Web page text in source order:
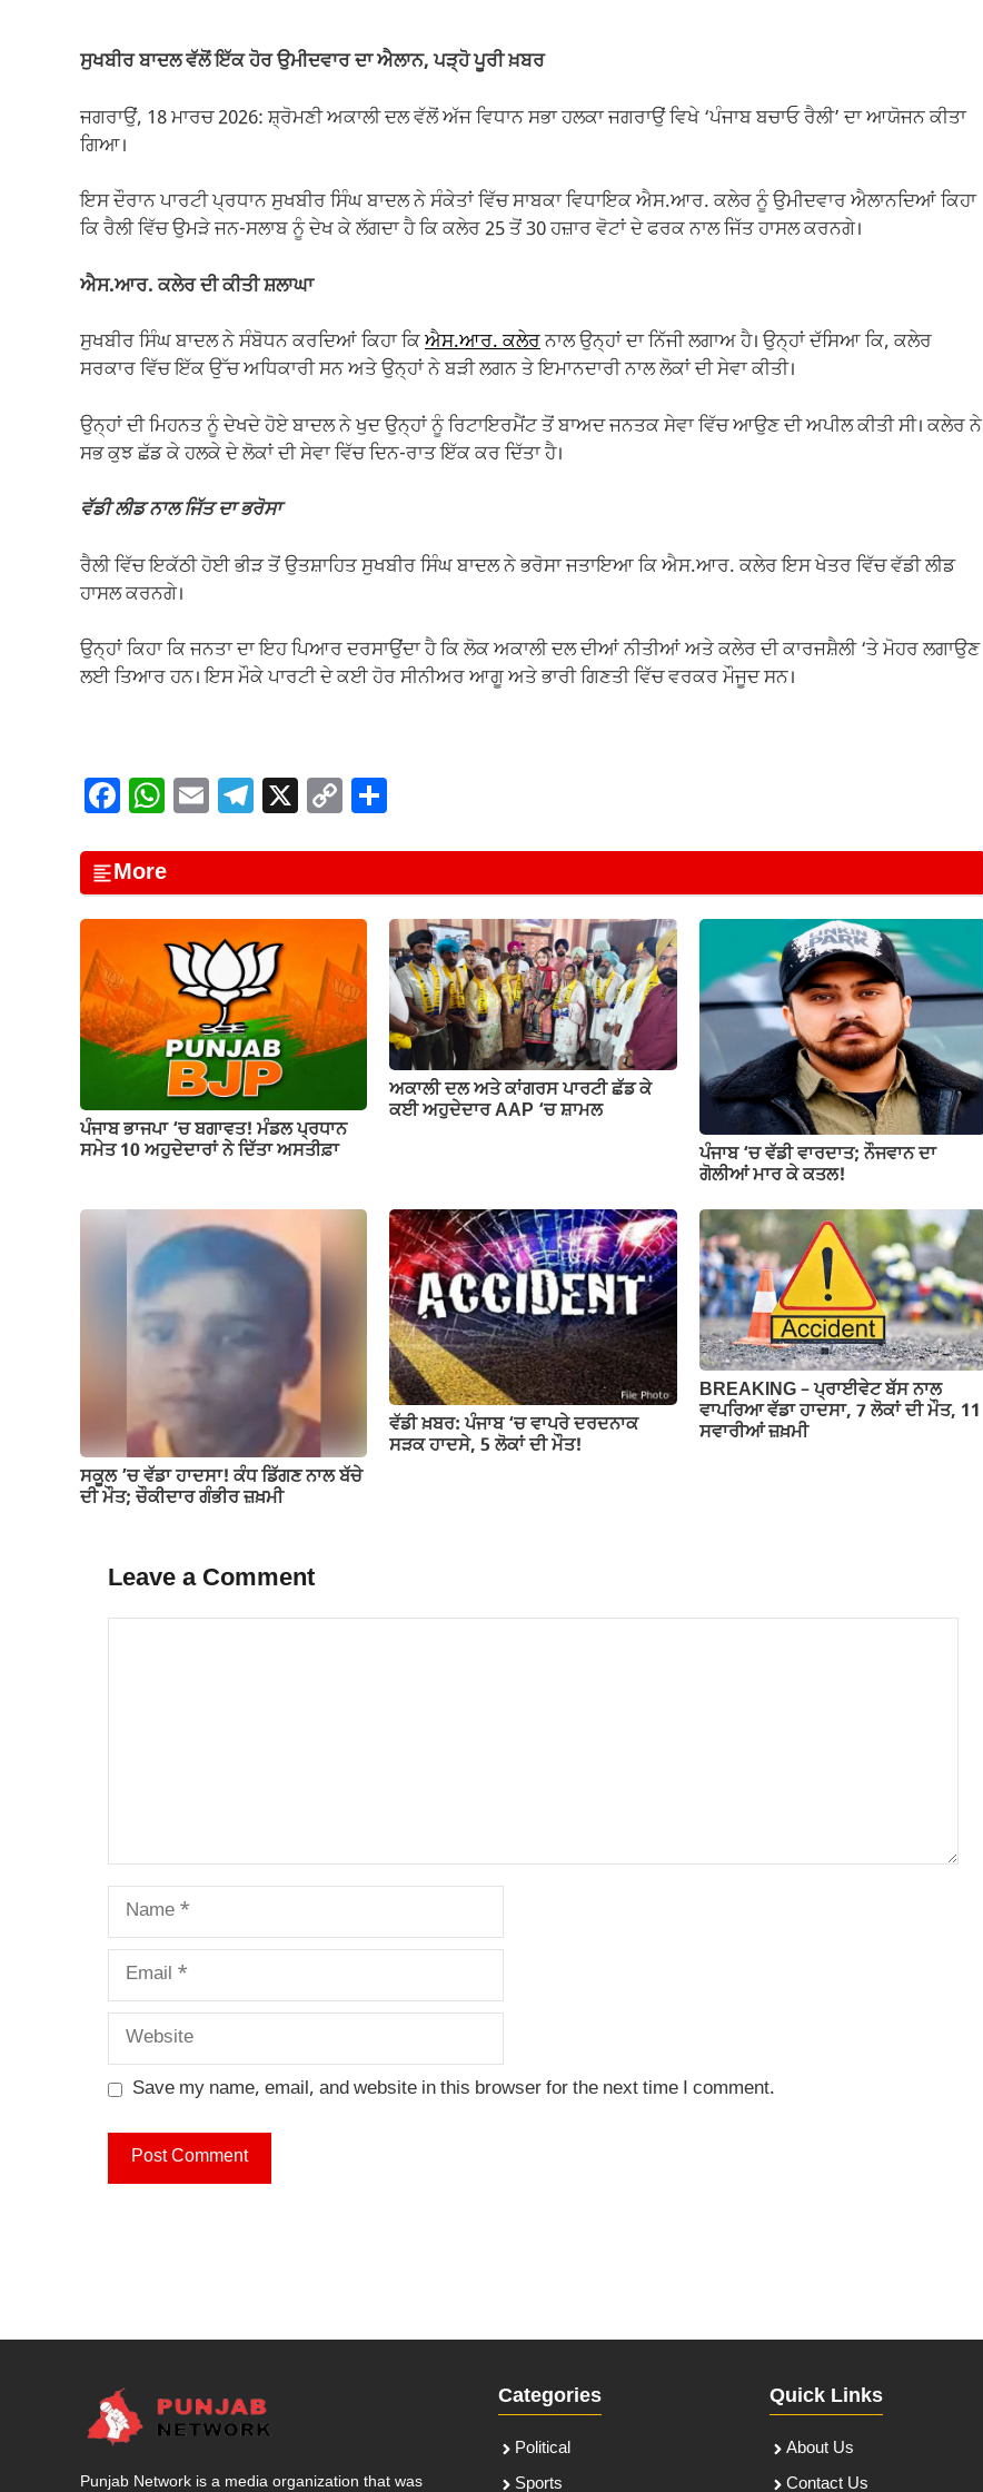
e
o
o
k
s
p
gr
m
y
n
e
ਸੁਖਬੀਰ ਬਾਦਲ ਵੱਲੋਂ ਇੱਕ ਹੋਰ ਉਮੀਦਵਾਰ ਦਾ ਐਲਾਨ, ਪੜ੍ਹੋ ਪੂਰੀ ਖ਼ਬਰ
ਜਗਰਾਉਂ, 18 ਮਾਰਚ 2026: ਸ਼੍ਰੋਮਣੀ ਅਕਾਲੀ ਦਲ ਵੱਲੋਂ ਅੱਜ ਵਿਧਾਨ ਸਭਾ ਹਲਕਾ ਜਗਰਾਉਂ ਵਿਖੇ ‘ਪੰਜਾਬ ਬਚਾਓ ਰੈਲੀ’ ਦਾ ਆਯੋਜਨ ਕੀਤਾ
ਗਿਆ।
ਇਸ ਦੌਰਾਨ ਪਾਰਟੀ ਪ੍ਰਧਾਨ ਸੁਖਬੀਰ ਸਿੰਘ ਬਾਦਲ ਨੇ ਸੰਕੇਤਾਂ ਵਿੱਚ ਸਾਬਕਾ ਵਿਧਾਇਕ ਐਸ.ਆਰ. ਕਲੇਰ ਨੂੰ ਉਮੀਦਵਾਰ ਐਲਾਨਦਿਆਂ ਕਿਹਾ
ਕਿ ਰੈਲੀ ਵਿੱਚ ਉਮੜੇ ਜਨ-ਸਲਾਬ ਨੂੰ ਦੇਖ ਕੇ ਲੱਗਦਾ ਹੈ ਕਿ ਕਲੇਰ 25 ਤੋਂ 30 ਹਜ਼ਾਰ ਵੋਟਾਂ ਦੇ ਫਰਕ ਨਾਲ ਜਿੱਤ ਹਾਸਲ ਕਰਨਗੇ।
ਐਸ.ਆਰ. ਕਲੇਰ ਦੀ ਕੀਤੀ ਸ਼ਲਾਘਾ
ਸੁਖਬੀਰ ਸਿੰਘ ਬਾਦਲ ਨੇ ਸੰਬੋਧਨ ਕਰਦਿਆਂ ਕਿਹਾ ਕਿਐਸ.ਆਰ. ਕਲੇਰਨਾਲ ਉਨ੍ਹਾਂ ਦਾ ਨਿੱਜੀ ਲਗਾਅ ਹੈ। ਉਨ੍ਹਾਂ ਦੱਸਿਆ ਕਿ, ਕਲੇਰ
ਸਰਕਾਰ ਵਿੱਚ ਇੱਕ ਉੱਚ ਅਧਿਕਾਰੀ ਸਨ ਅਤੇ ਉਨ੍ਹਾਂ ਨੇ ਬੜੀ ਲਗਨ ਤੇ ਇਮਾਨਦਾਰੀ ਨਾਲ ਲੋਕਾਂ ਦੀ ਸੇਵਾ ਕੀਤੀ।
ਉਨ੍ਹਾਂ ਦੀ ਮਿਹਨਤ ਨੂੰ ਦੇਖਦੇ ਹੋਏ ਬਾਦਲ ਨੇ ਖੁਦ ਉਨ੍ਹਾਂ ਨੂੰ ਰਿਟਾਇਰਮੈਂਟ ਤੋਂ ਬਾਅਦ ਜਨਤਕ ਸੇਵਾ ਵਿੱਚ ਆਉਣ ਦੀ ਅਪੀਲ ਕੀਤੀ ਸੀ। ਕਲੇਰ ਨੇ
ਸਭ ਕੁਝ ਛੱਡ ਕੇ ਹਲਕੇ ਦੇ ਲੋਕਾਂ ਦੀ ਸੇਵਾ ਵਿੱਚ ਦਿਨ-ਰਾਤ ਇੱਕ ਕਰ ਦਿੱਤਾ ਹੈ।
ਵੱਡੀ ਲੀਡ ਨਾਲ ਜਿੱਤ ਦਾ ਭਰੋਸਾ
ਰੈਲੀ ਵਿੱਚ ਇਕੱਠੀ ਹੋਈ ਭੀੜ ਤੋਂ ਉਤਸ਼ਾਹਿਤ ਸੁਖਬੀਰ ਸਿੰਘ ਬਾਦਲ ਨੇ ਭਰੋਸਾ ਜਤਾਇਆ ਕਿ ਐਸ.ਆਰ. ਕਲੇਰ ਇਸ ਖੇਤਰ ਵਿੱਚ ਵੱਡੀ ਲੀਡ
ਹਾਸਲ ਕਰਨਗੇ।
ਉਨ੍ਹਾਂ ਕਿਹਾ ਕਿ ਜਨਤਾ ਦਾ ਇਹ ਪਿਆਰ ਦਰਸਾਉਂਦਾ ਹੈ ਕਿ ਲੋਕ ਅਕਾਲੀ ਦਲ ਦੀਆਂ ਨੀਤੀਆਂ ਅਤੇ ਕਲੇਰ ਦੀ ਕਾਰਜਸ਼ੈਲੀ ‘ਤੇ ਮੋਹਰ ਲਗਾਉਣ
ਲਈ ਤਿਆਰ ਹਨ। ਇਸ ਮੌਕੇ ਪਾਰਟੀ ਦੇ ਕਈ ਹੋਰ ਸੀਨੀਅਰ ਆਗੂ ਅਤੇ ਭਾਰੀ ਗਿਣਤੀ ਵਿੱਚ ਵਰਕਰ ਮੌਜੂਦ ਸਨ।
F
c
e
o
o
k
W
at
s
A
p
p
E
ail
T
e
gr
a
m
X C
p
y
Li
n
k
ar
e
More
ਪੰਜਾਬ ਭਾਜਪਾ ‘ਚ ਬਗਾਵਤ! ਮੰਡਲ ਪ੍ਰਧਾਨ
ਸਮੇਤ 10 ਅਹੁਦੇਦਾਰਾਂ ਨੇ ਦਿੱਤਾ ਅਸਤੀਫ਼ਾ
ਅਕਾਲੀ ਦਲ ਅਤੇ ਕਾਂਗਰਸ ਪਾਰਟੀ ਛੱਡ ਕੇ
ਕਈ ਅਹੁਦੇਦਾਰ AAP ‘ਚ ਸ਼ਾਮਲ
ਪੰਜਾਬ ‘ਚ ਵੱਡੀ ਵਾਰਦਾਤ; ਨੌਜਵਾਨ ਦਾ
ਗੋਲੀਆਂ ਮਾਰ ਕੇ ਕਤਲ!
ਸਕੂਲ ’ਚ ਵੱਡਾ ਹਾਦਸਾ! ਕੰਧ ਡਿੱਗਣ ਨਾਲ ਬੱਚੇ
ਦੀ ਮੌਤ; ਚੌਕੀਦਾਰ ਗੰਭੀਰ ਜ਼ਖ਼ਮੀ
ਵੱਡੀ ਖ਼ਬਰ: ਪੰਜਾਬ ‘ਚ ਵਾਪਰੇ ਦਰਦਨਾਕ
ਸੜਕ ਹਾਦਸੇ, 5 ਲੋਕਾਂ ਦੀ ਮੌਤ!
BREAKING – ਪ੍ਰਾਈਵੇਟ ਬੱਸ ਨਾਲ
ਵਾਪਰਿਆ ਵੱਡਾ ਹਾਦਸਾ, 7 ਲੋਕਾਂ ਦੀ ਮੌਤ, 11
ਸਵਾਰੀਆਂ ਜ਼ਖ਼ਮੀ
Leave a Comment
Name
Email
Website
Save my name, email, and website in this browser for the next time I comment.
Punjab Network is a media organization that was
Categories
Political
Sports
Quick Links
About Us
Contact Us